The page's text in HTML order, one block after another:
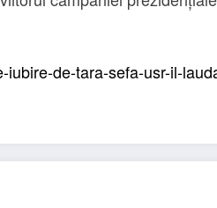
de-tara-sefa-usr-il-